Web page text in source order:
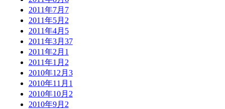
2011年7月 7
2011年5月 2
2011年4月 5
2011年3月 37
2011年2月 1
2011年1月 2
2010年12月 3
2010年11月 1
2010年10月 2
2010年9月 2